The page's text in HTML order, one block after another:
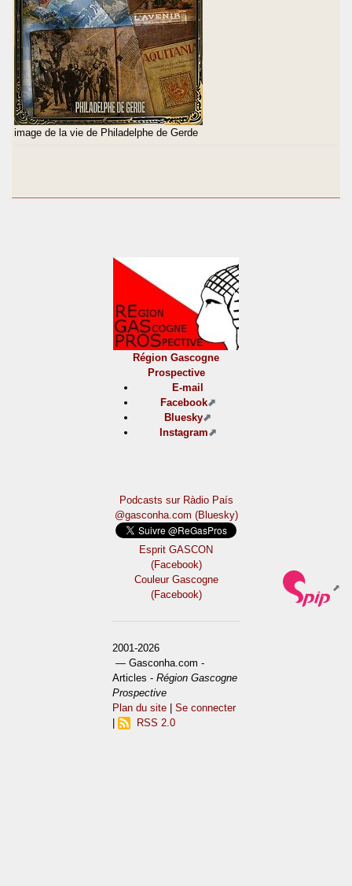
image de la vie de Philadelphe de Gerde
Région Gascogne
Prospective
E-mail
Facebook
Bluesky
Instagram
Podcasts sur Ràdio País
@gasconha.com (Bluesky)
Esprit GASCON
(Facebook)
Couleur Gascogne
(Facebook)
2001-2026
— Gasconha.com -
Articles -Région Gascogne
Prospective
Plan du site |Se connecter
RSS 2.0